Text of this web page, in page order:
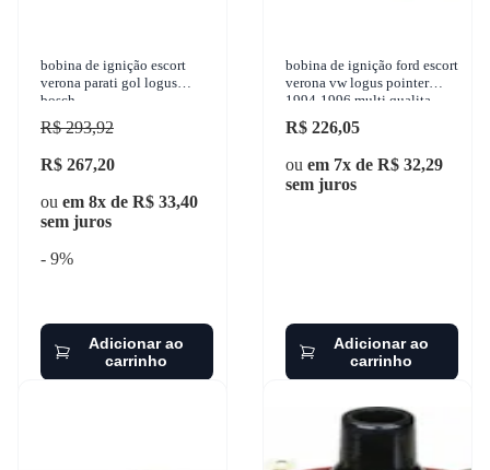
bobina de ignição escort
verona parati gol logus
bosch
R$ 293,92
R$ 267,20
ou em 8x de R$ 33,40
sem juros
- 9%
Adicionar ao
carrinho
bobina de ignição ford escort
verona vw logus pointer
1994-1996 multi qualita -
at0290
R$ 226,05
ou em 7x de R$ 32,29
sem juros
Adicionar ao
carrinho